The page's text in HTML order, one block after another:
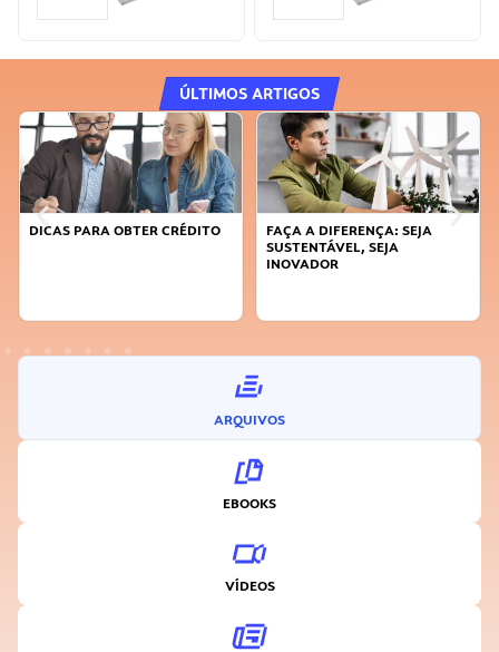
ÚLTIMOS ARTIGOS
DICAS PARA OBTER CRÉDITO
FAÇA A DIFERENÇA: SEJA
SUSTENTÁVEL, SEJA
INOVADOR
ARQUIVOS
EBOOKS
VÍDEOS